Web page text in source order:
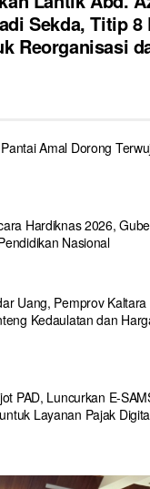
Sekda, Titip 8
Reorganisasi
Amal Dorong
Hardiknas 2026,
Nasional
Uang, Pemprov Kaltara
Kedaulatan dan
PAD, Luncurkan E-
Layanan Pajak